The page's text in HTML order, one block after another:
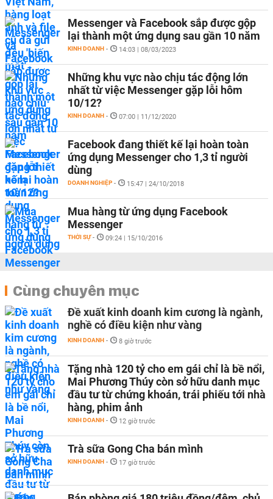
Messenger và Facebook sắp được gộp
lại thành một ứng dụng sau gần 10 năm
KINH DOANH - 14:03 | 08/03/2023
Những khu vực nào chịu tác động lớn
nhất từ việc Messenger gặp lỗi hôm
10/12?
KINH DOANH - 07:00 | 11/12/2020
Facebook đang thiết kế lại hoàn toàn
ứng dụng Messenger cho 1,3 tỉ người
dùng
DOANH NGHIỆP - 15:47 | 24/10/2018
Mua hàng từ ứng dụng Facebook
Messenger
THỜI SỰ - 09:24 | 15/10/2016
Cùng chuyên mục
Đề xuất kinh doanh kim cương là ngành,
nghề có điều kiện như vàng
KINH DOANH - 8 giờ trước
Tặng nhà 120 tỷ cho em gái chỉ là bề nổi,
Mai Phương Thúy còn sở hữu danh mục
đầu tư từ chứng khoán, trái phiếu tới nhà
hàng, phim ảnh
KINH DOANH - 12 giờ trước
Trà sữa Gong Cha bán mình
KINH DOANH - 17 giờ trước